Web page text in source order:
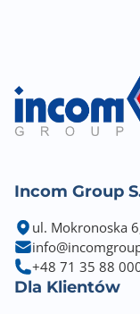
Incom Group
ul. Mokronoska
+48 71 35 88
Dla Klientów